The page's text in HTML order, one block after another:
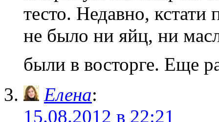
тесто. Недавно, кстати
не было ни яйц, ни
были в восторге. Еще
Елена:
15.08.2012 в 22:21